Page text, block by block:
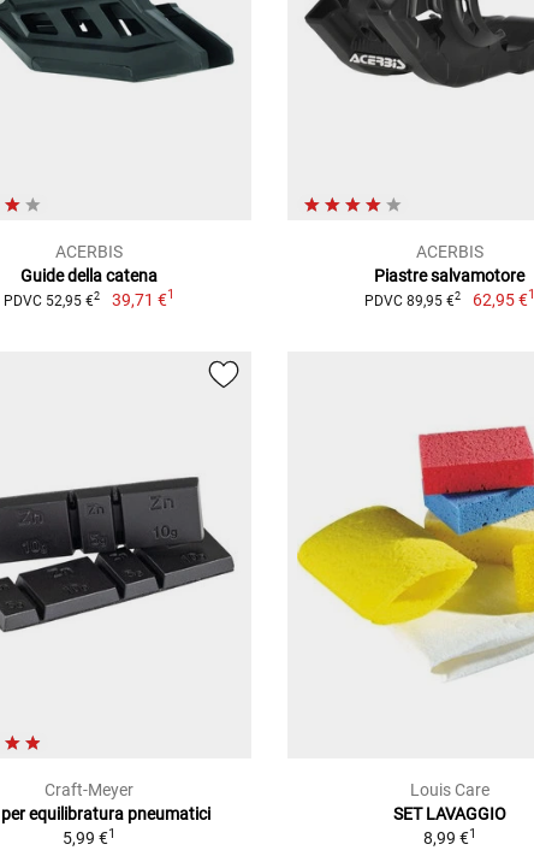
ACERBIS
Guide della catena
PDVC 52,95 €2 39,71 €1
ACERBIS
Piastre salvamotore
PDVC 89,95 €2 62,95 €1
Craft-Meyer
per equilibratura pneumatici
5,99 €1
Louis Care
SET LAVAGGIO
8,99 €1